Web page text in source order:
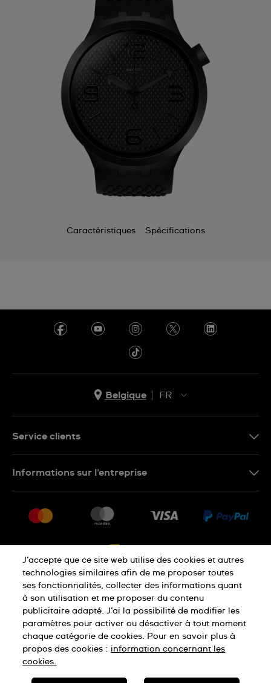
Caractéristiques Spécifications
Belgique
FR
Service clients
Retour
Conditions De Vente
Droit de rétractation
Informations sur l'entreprise
Jobs
Déclaration De Confidentialité
Cookies Conditions D'Utilisation
SWISS MADE
J’accepte que ce site web utilise des cookies et autres
technologies similaires afin de me proposer toutes
ses fonctionnalités, collecter des informations quant
à son utilisation et me proposer du contenu
publicitaire adapté. J’ai la possibilité de modifier les
paramètres pour activer ou désactiver à tout moment
chaque catégorie de cookies. Pour en savoir plus à
propos des cookies : information concernant les
cookies.